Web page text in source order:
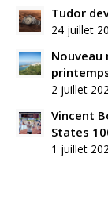
Tudor
24 juillet
Nouveau
2 juillet
Vincent
States
1 juillet